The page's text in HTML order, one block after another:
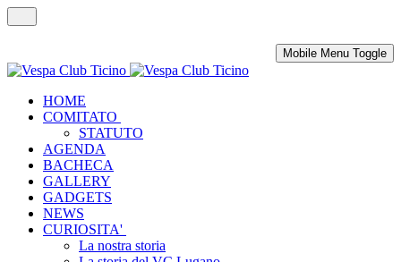
Mobile Menu Toggle
HOME
COMITATO
STATUTO
AGENDA
BACHECA
GALLERY
GADGETS
NEWS
CURIOSITA'
La nostra storia